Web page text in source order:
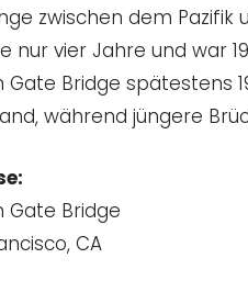
zwischen dem Pazifik
nur vier Jahre und war
Gate Bridge spätestens
während jüngere
Gate Bridge
CA